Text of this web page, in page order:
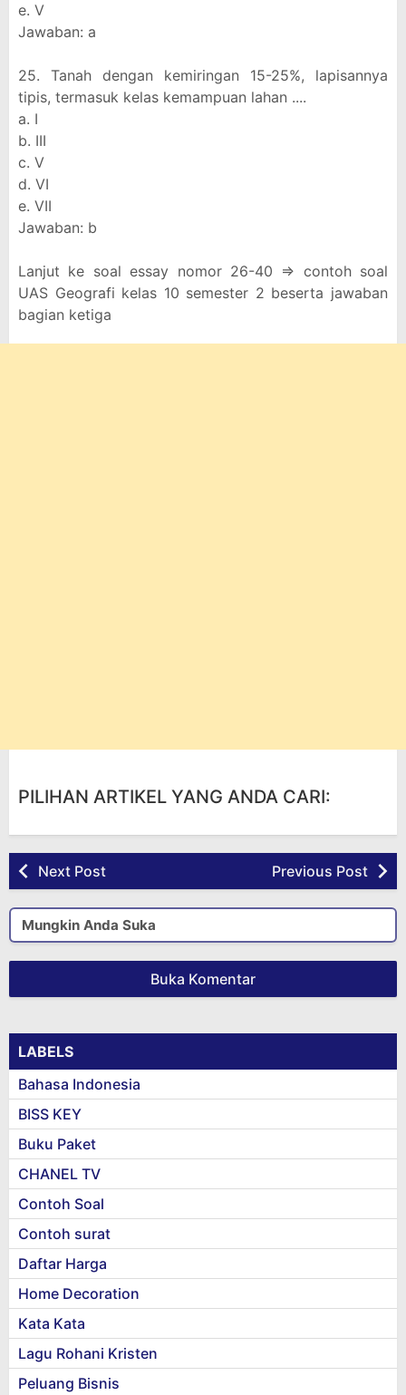
e. V
Jawaban: a
25. Tanah dengan kemiringan 15-25%, lapisannya
tipis, termasuk kelas kemampuan lahan ....
a. I
b. III
c. V
d. VI
e. VII
Jawaban: b
Lanjut ke soal essay nomor 26-40 => contoh soal
UAS Geografi kelas 10 semester 2 beserta jawaban
bagian ketiga
PILIHAN ARTIKEL YANG ANDA CARI:
Next Post Previous Post
Mungkin Anda Suka
Buka Komentar
LABELS
Bahasa Indonesia
BISS KEY
Buku Paket
CHANEL TV
Contoh Soal
Contoh surat
Daftar Harga
Home Decoration
Kata Kata
Lagu Rohani Kristen
Peluang Bisnis